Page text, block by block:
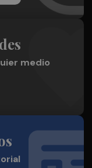
medio